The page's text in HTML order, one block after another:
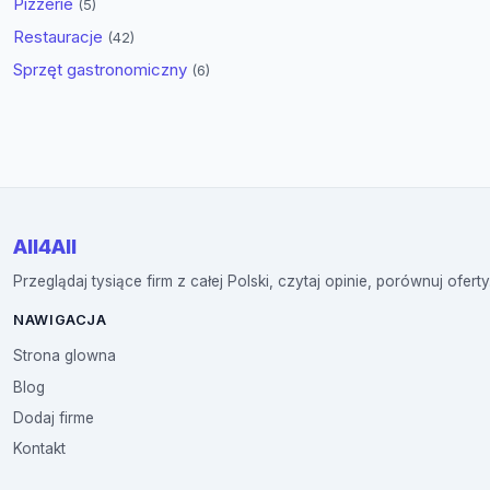
(5)
Restauracje (42)
Sprzęt gastronomiczny (6)
All4All
Przeglądaj tysiące firm z całej Polski, czytaj opinie, porównuj
NAWIGACJA
Strona glowna
Blog
Dodaj firme
Kontakt